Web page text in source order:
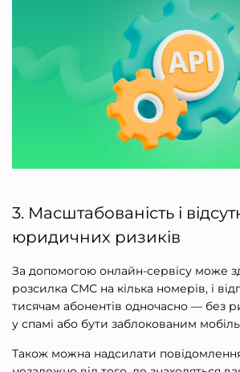
3. Масштабованість і
юридичних ризиків
За допомогою онлайн-сервісу може
розсилка СМС на кілька номерів, і
тисячам абонентів одночасно — без
у спамі або бути заблокованим
Також можна надсилати